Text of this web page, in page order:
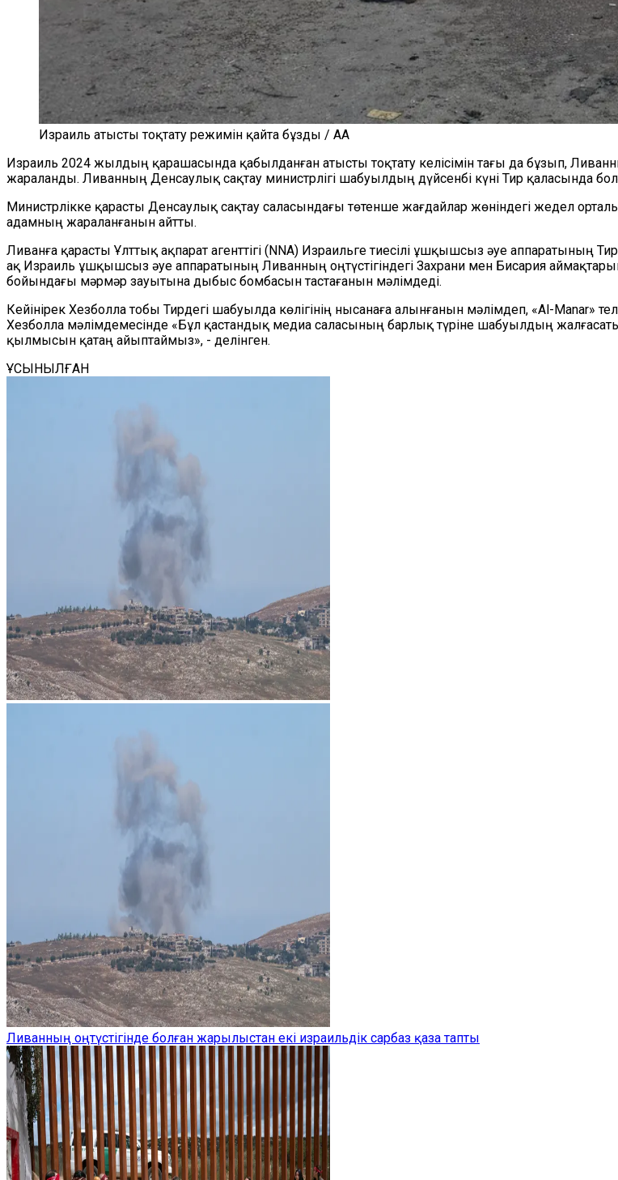
Израиль атысты тоқтату режимін қайта бұзды / AA
Израиль 2024 жылдың қарашасында қабылданған атысты тоқтату келісімін тағы да бұзып,
жараланды. Ливанның Денсаулық сақтау министрлігі шабуылдың дүйсенбі күні Тир қаласында
Министрлікке қарасты Денсаулық сақтау саласындағы төтенше жағдайлар жөніндегі жедел
адамның жараланғанын айтты.
Ливанға қарасты Ұлттық ақпарат агенттігі (NNA) Израильге тиесілі ұшқышсыз әуе аппаратының
ақ Израиль ұшқышсыз әуе аппаратының Ливанның оңтүстігіндегі Захрани мен Бисария
бойындағы мәрмәр зауытына дыбыс бомбасын тастағанын мәлімдеді.
Кейінірек Хезболла тобы Тирдегі шабуылда көлігінің нысанаға алынғанын мәлімдеп, «Al-Manar»
Хезболла мәлімдемесінде «Бұл қастандық медиа саласының барлық түріне шабуылдың
қылмысын қатаң айыптаймыз», - делінген.
ҰСЫНЫЛҒАН
Ливанның оңтүстігінде болған жарылыстан екі израильдік сарбаз қаза тапты